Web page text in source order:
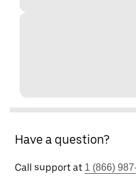
Have a question?
Call support at 1 (866)